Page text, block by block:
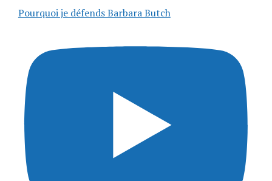
Pourquoi je défends Barbara Butch